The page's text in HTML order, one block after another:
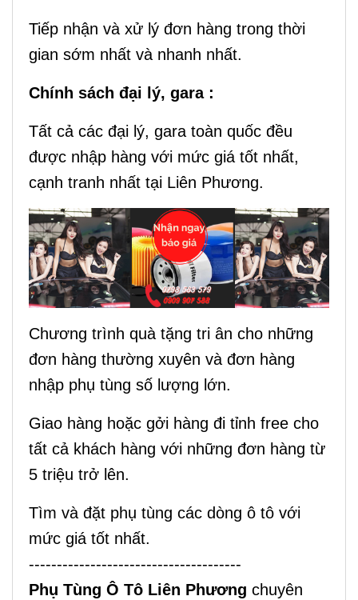
Tiếp nhận và xử lý đơn hàng trong thời
gian sớm nhất và nhanh nhất.
Chính sách đại lý, gara :
Tất cả các đại lý, gara toàn quốc đều
được nhập hàng với mức giá tốt nhất,
cạnh tranh nhất tại Liên Phương.
Chương trình quà tặng tri ân cho những
đơn hàng thường xuyên và đơn hàng
nhập phụ tùng số lượng lớn.
Giao hàng hoặc gởi hàng đi tỉnh free cho
tất cả khách hàng với những đơn hàng từ
5 triệu trở lên.
Tìm và đặt phụ tùng các dòng ô tô với
mức giá tốt nhất.
--------------------------------------
Phụ Tùng Ô Tô Liên Phương chuyên